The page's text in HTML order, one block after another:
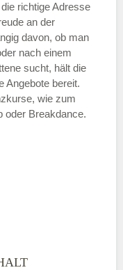
richtige Adresse
an der
davon, ob man
nach einem
sucht, hält die
Angebote bereit.
wie zum
oder Breakdance.